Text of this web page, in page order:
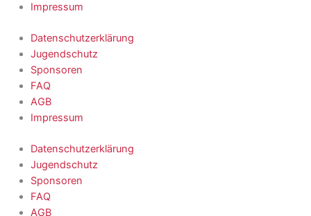
Impressum
Datenschutzerklärung
Jugendschutz
Sponsoren
FAQ
AGB
Impressum
Datenschutzerklärung
Jugendschutz
Sponsoren
FAQ
AGB